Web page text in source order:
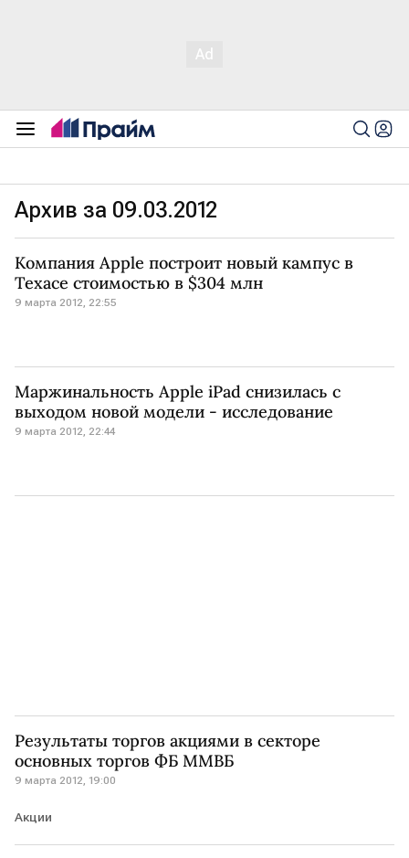
Архив за 09.03.2012
Компания Apple построит новый кампус в
Техасе стоимостью в $304 млн
9 марта 2012, 22:55
Маржинальность Apple iPad снизилась с
выходом новой модели - исследование
9 марта 2012, 22:44
Результаты торгов акциями в секторе
основных торгов ФБ ММВБ
9 марта 2012, 19:00
Акции